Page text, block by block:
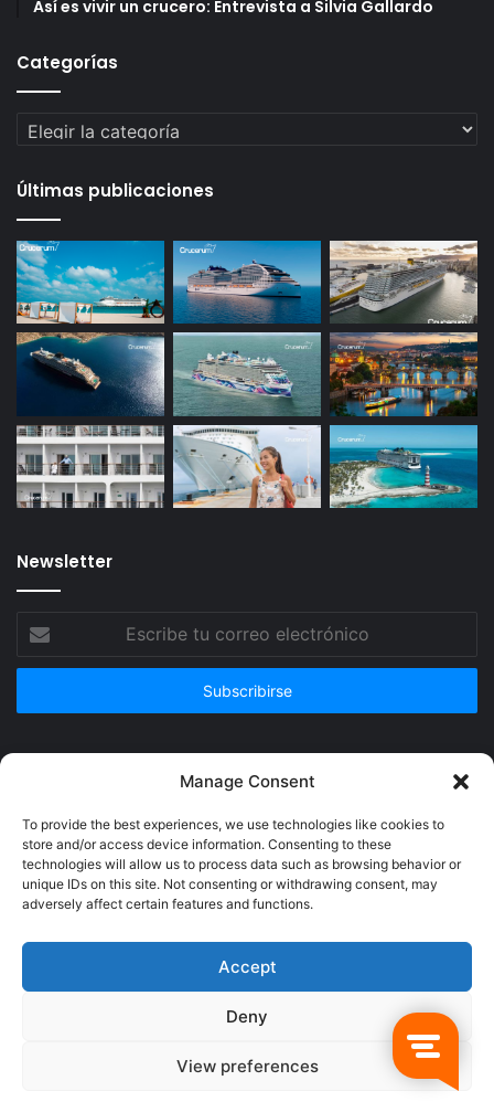
Manage Consent
To provide the best experiences, we use technologies like cookies to
store and/or access device information. Consenting to these
technologies will allow us to process data such as browsing behavior or
unique IDs on this site. Not consenting or withdrawing consent, may
adversely affect certain features and functions.
Accept
Deny
View preferences
Así es vivir un crucero: Entrevista a Silvia Gallardo
Categorías
Categorías
Últimas publicaciones
Newsletter
correo
© Copyright 2026, Todos los derechos reservados @Crucerum |
Facebook
TwitterYouTubeInstagram